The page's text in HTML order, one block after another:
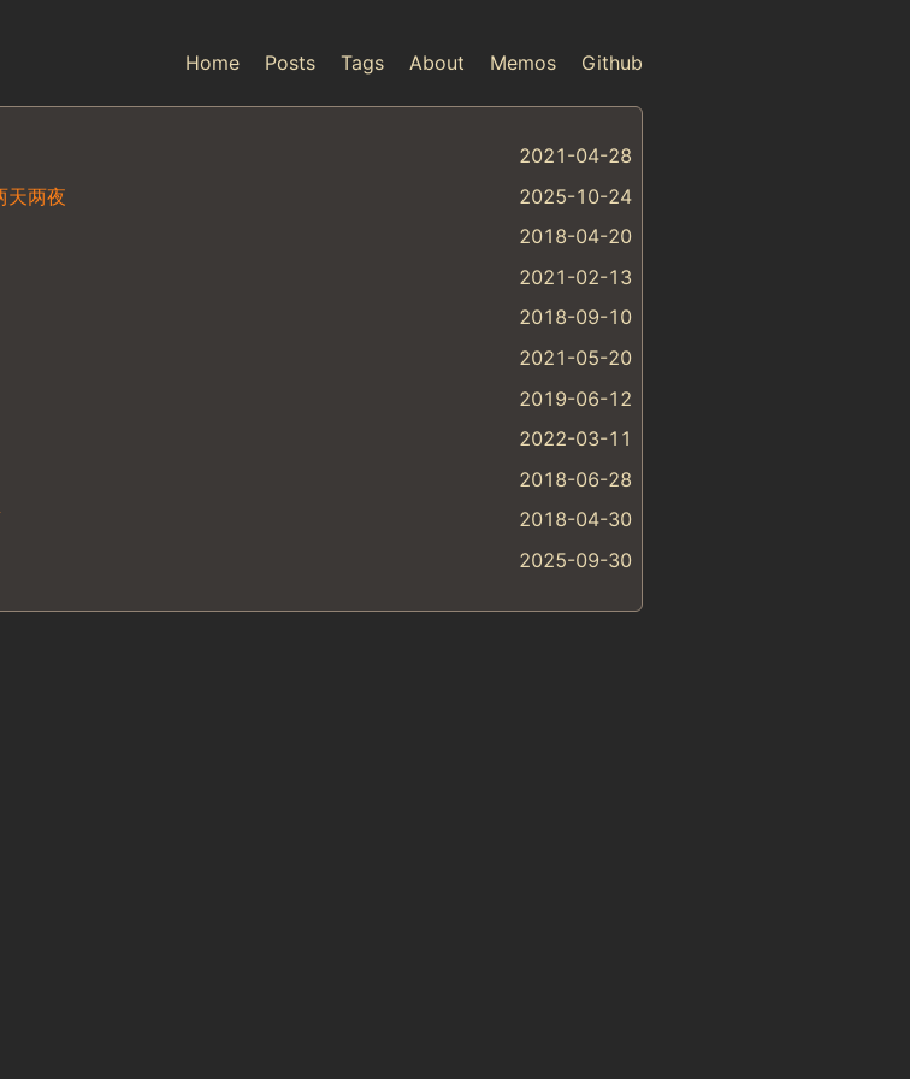
Home Posts Tags About Memos Github
2021-04-28
天两夜
2025-10-24
2018-04-20
2021-02-13
2018-09-10
2021-05-20
2019-06-12
2022-03-11
2018-06-28
2018-04-30
2025-09-30